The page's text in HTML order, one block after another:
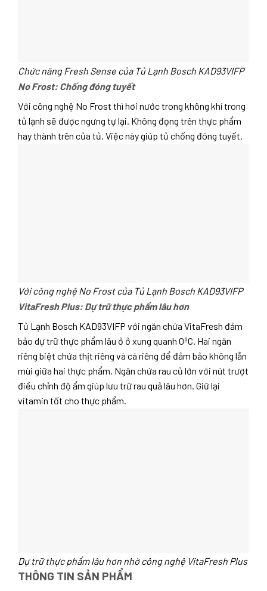
Chức năng Fresh Sense của Tủ Lạnh Bosch KAD93VIFP
No Frost: Chống đóng tuyết
Với công nghệ No Frost thì hơi nước trong không khí trong
tủ lạnh sẽ được ngưng tự lại. Không đọng trên thực phẩm
hay thành trên của tủ. Việc này giúp tủ chống đóng tuyết.
Với công nghệ No Frost của Tủ Lạnh Bosch KAD93VIFP
VitaFresh Plus: Dự trữ thực phẩm lâu hơn
Tủ Lạnh Bosch KAD93VIFP với ngăn chứa VitaFresh đảm
bảo dự trữ thực phẩm lâu ở ở xung quanh 0ºC. Hai ngăn
riêng biệt chứa thịt riêng và cá riêng để đảm bảo không lẫn
mùi giữa hai thực phẩm. Ngăn chứa rau củ lớn với nút trượt
điều chỉnh độ ẩm giúp lưu trữ rau quả lâu hơn. Giữ lại
vitamin tốt cho thực phẩm.
Dự trữ thực phẩm lâu hơn nhờ công nghệ VitaFresh Plus
THÔNG TIN SẢN PHẨM